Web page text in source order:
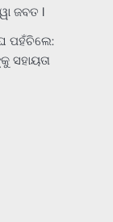
ଜବତ l
ପହଁଚିଲେ:
ସହାୟତା